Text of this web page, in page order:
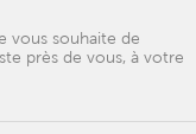
vous souhaite de
près de vous, à votre